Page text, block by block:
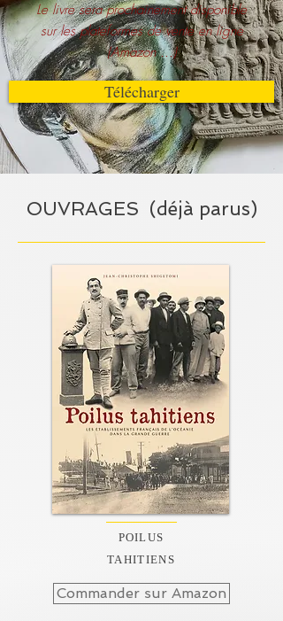
Le livre sera prochainement disponible
sur les plateformes de vente en ligne
(Amazon ...)
Télécharger
OUVRAGES (déjà parus)
POILUS
TAHITIENS
Commander sur Amazon